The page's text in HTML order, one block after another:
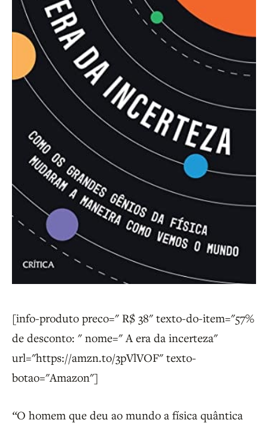
[info-produto preco=" R$ 38" texto-do-item="57%
de desconto: " nome=" A era da incerteza"
url="https://amzn.to/3pVlVOF" texto-
botao="Amazon"]
“O homem que deu ao mundo a física quântica